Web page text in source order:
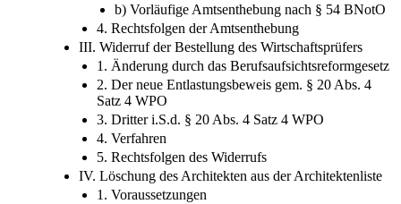
b) Vorläufige Amtsenthebung nach § 54 BNotO
4. Rechtsfolgen der Amtsenthebung
III. Widerruf der Bestellung des Wirtschaftsprüfers
1. Änderung durch das Berufsaufsichtsreformgesetz
2. Der neue Entlastungsbeweis gem. § 20 Abs. 4
Satz 4 WPO
3. Dritter i.S.d. § 20 Abs. 4 Satz 4 WPO
4. Verfahren
5. Rechtsfolgen des Widerrufs
IV. Löschung des Architekten aus der Architektenliste
1. Voraussetzungen